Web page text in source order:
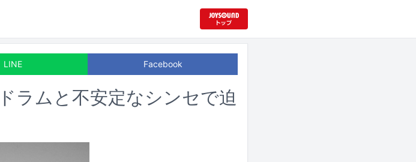
LINE Facebook
ラムと不安定なシンセで迫